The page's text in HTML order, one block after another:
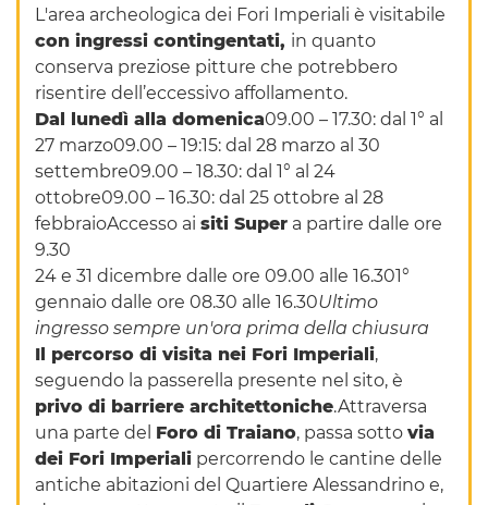
L'area archeologica dei Fori Imperiali è visitabile
con ingressi contingentati, in quanto
conserva preziose pitture che potrebbero
risentire dell’eccessivo affollamento.
Dal lunedì alla domenica09.00 – 17.30: dal 1° al
27 marzo09.00 – 19:15: dal 28 marzo al 30
settembre09.00 – 18.30: dal 1° al 24
ottobre09.00 – 16.30: dal 25 ottobre al 28
febbraioAccesso aisiti Super a partire dalle ore
9.30
24 e 31 dicembre dalle ore 09.00 alle 16.301°
gennaio dalle ore 08.30 alle 16.30Ultimo
ingresso sempre un'ora prima della chiusura
Il percorso di visita nei Fori Imperiali,
seguendo la passerella presente nel sito, è
privo di barriere architettoniche.Attraversa
una parte del Foro di Traiano, passa sottovia
dei Fori Imperiali percorrendo le cantine delle
antiche abitazioni del Quartiere Alessandrino e,